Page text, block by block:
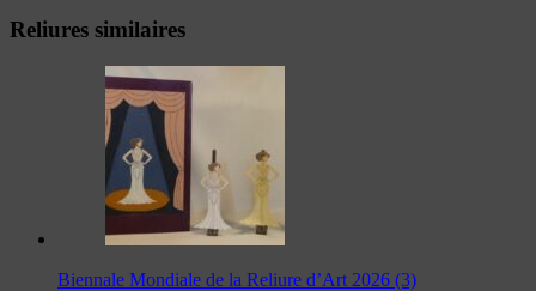
Reliures similaires
Biennale Mondiale de la Reliure d’Art 2026 (3)